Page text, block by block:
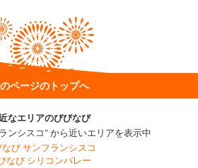
ページのトップへ
なエリアのびびなび
ンシスコ" から近いエリアを表示中
なび サンフランシスコ
なび シリコンバレー